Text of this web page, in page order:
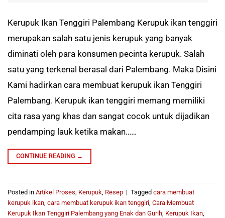
Kerupuk Ikan Tenggiri Palembang Kerupuk ikan tenggiri
merupakan salah satu jenis kerupuk yang banyak
diminati oleh para konsumen pecinta kerupuk. Salah
satu yang terkenal berasal dari Palembang. Maka Disini
Kami hadirkan cara membuat kerupuk ikan Tenggiri
Palembang. Kerupuk ikan tenggiri memang memiliki
cita rasa yang khas dan sangat cocok untuk dijadikan
pendamping lauk ketika makan……
CONTINUE READING →
Posted in Artikel Proses, Kerupuk, Resep | Tagged cara membuat
kerupuk ikan, cara membuat kerupuk ikan tenggiri, Cara Membuat
Kerupuk Ikan Tenggiri Palembang yang Enak dan Gurih, Kerupuk Ikan,